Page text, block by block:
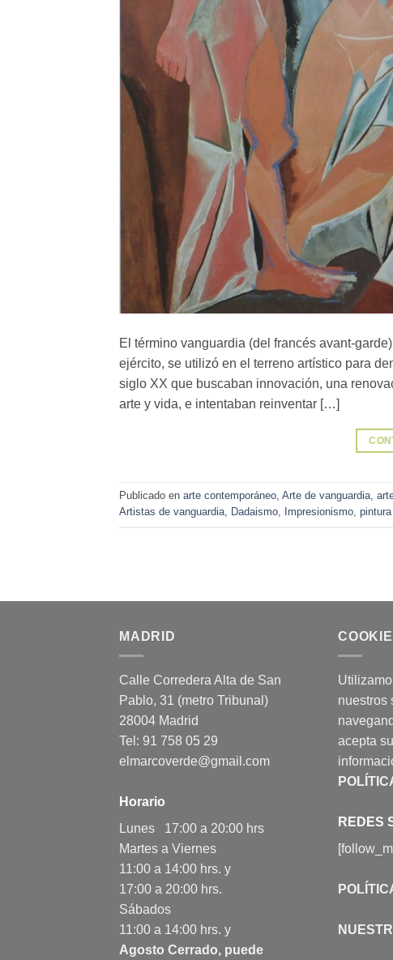
El término vanguardia (del francés avant-
ejército, se utilizó en el terreno artístico para
siglo XX que buscaban innovación, una
arte y vida, e intentaban reinventar […]
Publicado en arte contemporáneo Arte de vanguardia
Artistas de vanguardia
Dadaismo Impresionismo
MADRID
Calle Corredera Alta de San
Pablo, 31 (metro Tribunal)
28004 Madrid
Tel: 91 758 05 29
elmarcoverde@gmail.com
Horario
Lunes 17:00 a 20:00 hrs
Martes a Viernes
11:00 a 14:00 hrs. y
17:00 a 20:00 hrs.
Sábados
11:00 a 14:00 hrs. y
Agosto Cerrado, puede
nuestros
acepta
REDES